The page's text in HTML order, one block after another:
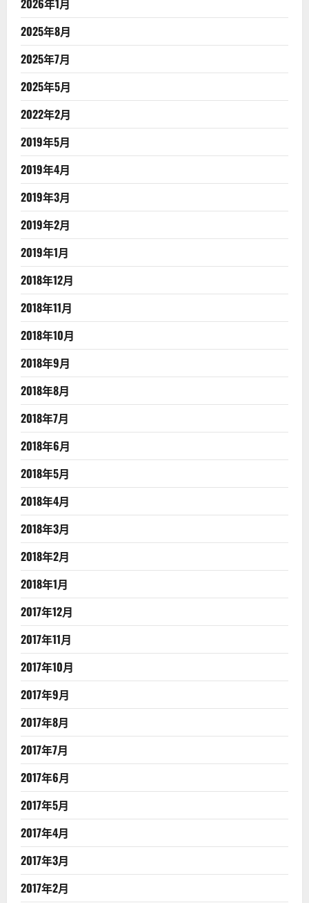
2026年1月
2025年8月
2025年7月
2025年5月
2022年2月
2019年5月
2019年4月
2019年3月
2019年2月
2019年1月
2018年12月
2018年11月
2018年10月
2018年9月
2018年8月
2018年7月
2018年6月
2018年5月
2018年4月
2018年3月
2018年2月
2018年1月
2017年12月
2017年11月
2017年10月
2017年9月
2017年8月
2017年7月
2017年6月
2017年5月
2017年4月
2017年3月
2017年2月